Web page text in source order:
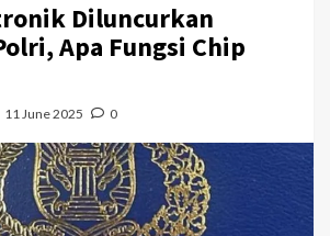
Diluncurkan
Apa Fungsi Chip
11 June 2025 0